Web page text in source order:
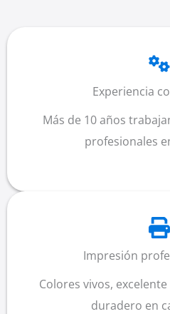
Experiencia
Más de 10 años
profesionales
Impresión
Colores vivos,
duradero en